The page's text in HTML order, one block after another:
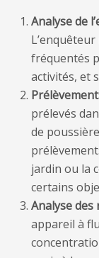
Analyse de
fréquentés
activités, et
prélevés
de
jardin ou la
certains
Analyse des
appareil à